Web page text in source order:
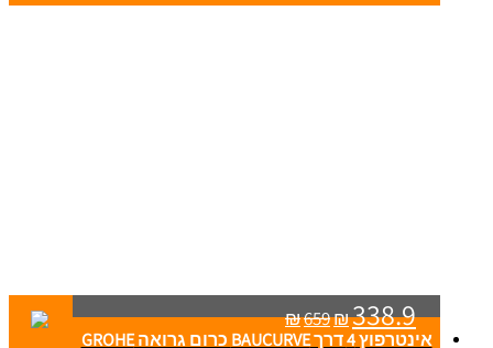
₪659₪338.9
אינטרפוץ 4 דרך BAUCURVE כרום גרואה GROHE